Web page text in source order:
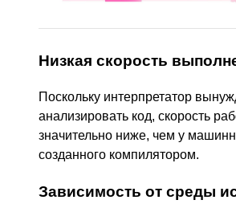
Низкая скорость
Поскольку интерпретатор
анализировать код, скорость
значительно ниже, чем у
созданного компилятором.
Зависимость от среды